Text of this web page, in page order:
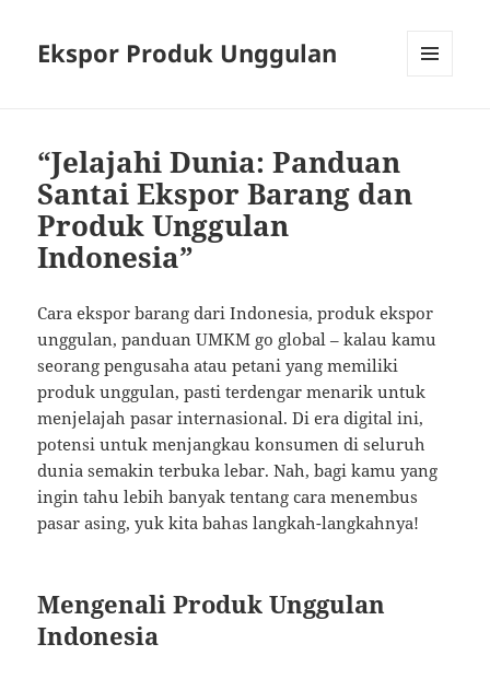
Ekspor Produk Unggulan
“Jelajahi Dunia: Panduan
Santai Ekspor Barang dan
Produk Unggulan
Indonesia”
Cara ekspor barang dari Indonesia, produk ekspor
unggulan, panduan UMKM go global – kalau kamu
seorang pengusaha atau petani yang memiliki
produk unggulan, pasti terdengar menarik untuk
menjelajah pasar internasional. Di era digital ini,
potensi untuk menjangkau konsumen di seluruh
dunia semakin terbuka lebar. Nah, bagi kamu yang
ingin tahu lebih banyak tentang cara menembus
pasar asing, yuk kita bahas langkah-langkahnya!
Mengenali Produk Unggulan
Indonesia